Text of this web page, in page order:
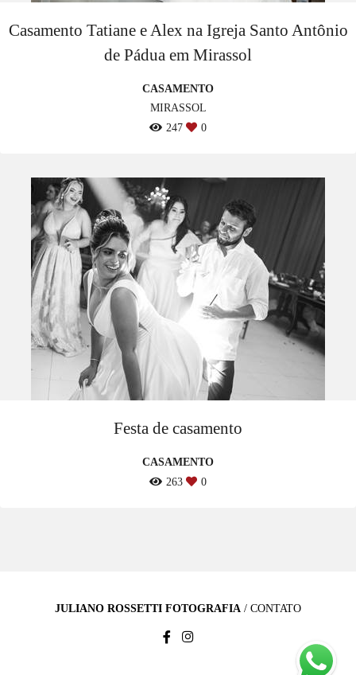
Casamento Tatiane e Alex na Igreja Santo Antônio
de Pádua em Mirassol
CASAMENTO
MIRASSOL
247
0
Festa de casamento
CASAMENTO
263
0
JULIANO ROSSETTI FOTOGRAFIA / CONTATO